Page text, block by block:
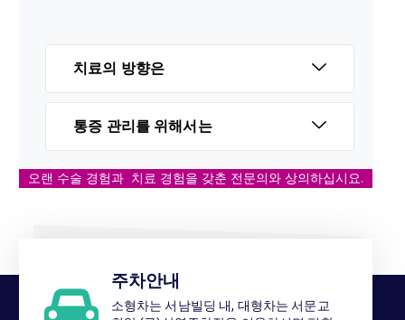
치료의 방향은
통증 관리를 위해서는
오랜 수술 경험과 치료 경험을 갖춘 전문의와 상의하십시요.
주차안내
소형차는 서남빌딩 내, 대형차는 서문교